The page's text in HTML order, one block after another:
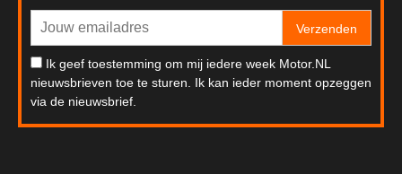
Verzenden
Ik geef toestemming om mij iedere week Motor.NL
nieuwsbrieven toe te sturen. Ik kan ieder moment opzeggen
via de nieuwsbrief.